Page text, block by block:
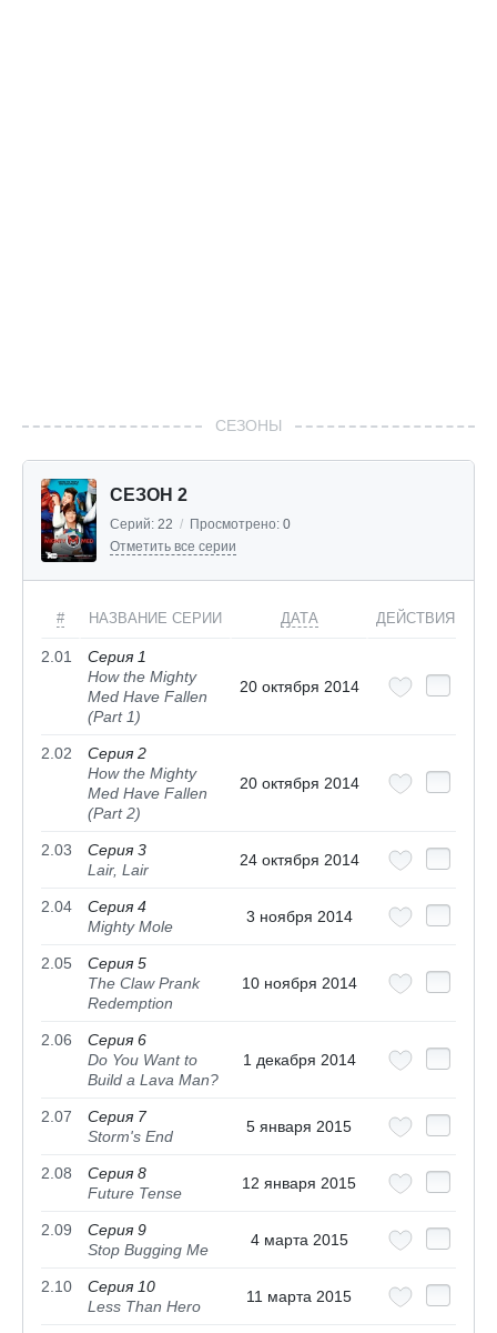
СЕЗОНЫ
СЕЗОН 2
Серий: 22 / Просмотрено: 0
Отметить все серии
# НАЗВАНИЕ СЕРИИ ДАТА ДЕЙСТВИЯ
2.01
Серия 1
How the Mighty
Med Have Fallen
(Part 1)
20 октября 2014
2.02
Серия 2
How the Mighty
Med Have Fallen
(Part 2)
20 октября 2014
2.03
Серия 3
Lair, Lair
24 октября 2014
2.04
Серия 4
Mighty Mole
3 ноября 2014
2.05
Серия 5
The Claw Prank
Redemption
10 ноября 2014
2.06
Серия 6
Do You Want to
Build a Lava Man?
1 декабря 2014
2.07
Серия 7
Storm's End
5 января 2015
2.08
Серия 8
Future Tense
12 января 2015
2.09
Серия 9
Stop Bugging Me
4 марта 2015
2.10
Серия 10
Less Than Hero
11 марта 2015